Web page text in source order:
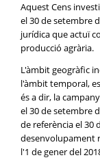
Aquest Cens
el 30 de setembre
jurídica que actuï
producció agrària.
L'àmbit geogràfic
l'àmbit temporal,
és a dir, la
el 30 de setembre
de referència el 30
desenvolupament
l'1 de gener del